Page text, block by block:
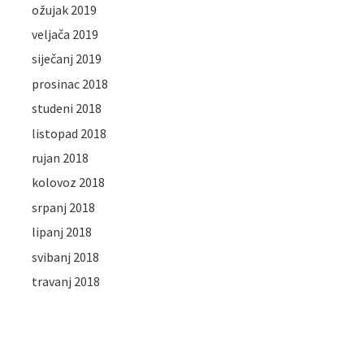
ožujak 2019
veljača 2019
siječanj 2019
prosinac 2018
studeni 2018
listopad 2018
rujan 2018
kolovoz 2018
srpanj 2018
lipanj 2018
svibanj 2018
travanj 2018